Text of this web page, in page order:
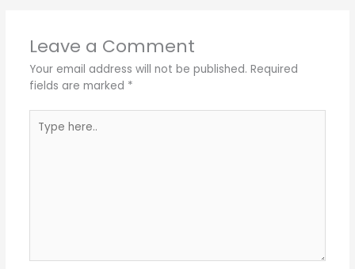
Leave a Comment
Your email address will not be published. Required
fields are marked *
here..